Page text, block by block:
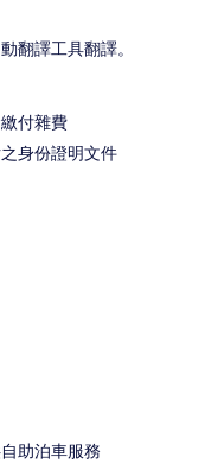
翻譯工具翻譯。
付雜費
身份證明文件
助泊車服務